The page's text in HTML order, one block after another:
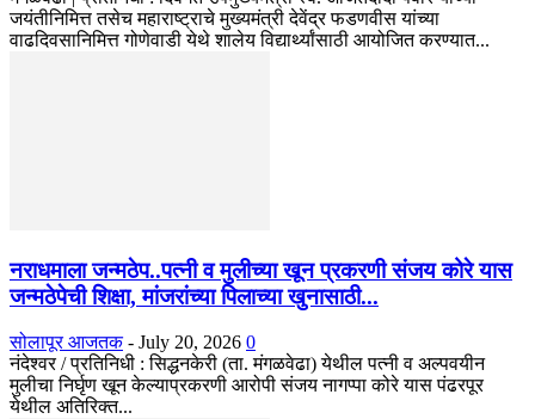
जयंतीनिमित्त तसेच महाराष्ट्राचे मुख्यमंत्री देवेंद्र फडणवीस यांच्या
वाढदिवसानिमित्त गोणेवाडी येथे शालेय विद्यार्थ्यांसाठी आयोजित करण्यात...
नराधमाला जन्मठेप..पत्नी व मुलीच्या खून प्रकरणी संजय कोरे यास
जन्मठेपेची शिक्षा, मांजरांच्या पिलाच्या खुनासाठी...
सोलापूर आजतक - July 20, 2026 0
नंदेश्वर / प्रतिनिधी : सिद्धनकेरी (ता. मंगळवेढा) येथील पत्नी व अल्पवयीन
मुलीचा निर्घृण खून केल्याप्रकरणी आरोपी संजय नागप्पा कोरे यास पंढरपूर
येथील अतिरिक्त...